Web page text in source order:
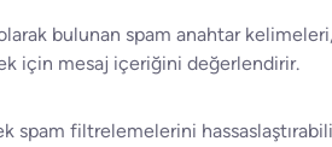
bulunan spam anahtar kelimeleri,
için mesaj içeriğini değerlendirir.
spam filtrelemelerini